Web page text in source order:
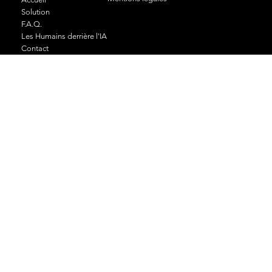
Solution
F.A.Q.
Les Humains derrière l'IA
Contact